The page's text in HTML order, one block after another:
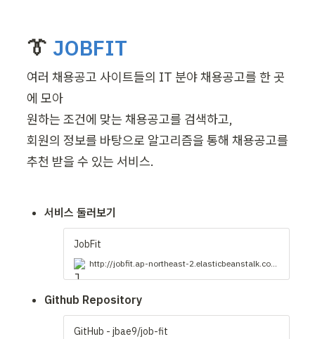
👔 JOBFIT
여러 채용공고 사이트들의 IT 분야 채용공고를 한 곳
에 모아
원하는 조건에 맞는 채용공고를 검색하고,
회원의 정보를 바탕으로 알고리즘을 통해 채용공고를
추천 받을 수 있는 서비스.
서비스 둘러보기
JobFit
http://jobfit.ap-northeast-2.elasticbeanstalk.com/
Github Repository
GitHub - jbae9/job-fit